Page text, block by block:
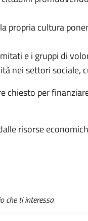
propria cultura
e i gruppi di
nei settori sociale,
chiesto per
risorse
che ti interessa